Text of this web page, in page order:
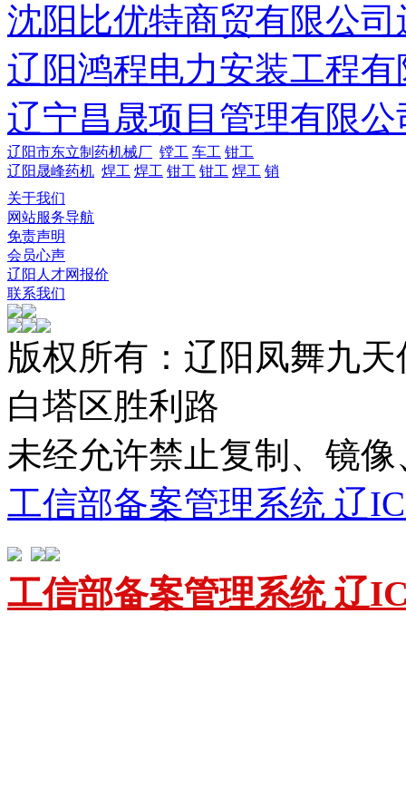
沈阳比优特商贸有限公
辽阳鸿程电力安装工程有
辽宁昌晟项目管理有限公
辽阳市东立制药机械厂 镗工 车工 钳工
辽阳晟峰药机 焊工 焊工 钳工 钳工 焊工 销
关于我们
网站服务导航
免责声明
会员心声
辽阳人才网报价
联系我们
版权所有：辽阳凤舞九
白塔区胜利路
未经允许禁止复制、镜
工信部备案管理系统 辽
工信部备案管理系统 辽